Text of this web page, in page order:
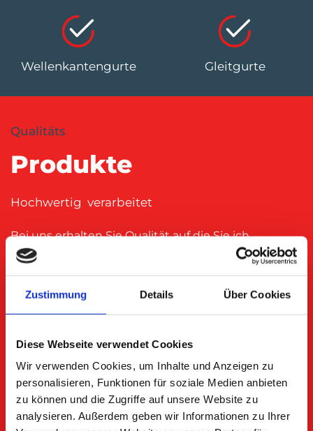
Zustimmung Details Über Cookies
Diese Webseite verwendet Cookies
Wir verwenden Cookies, um Inhalte und Anzeigen zu
personalisieren, Funktionen für soziale Medien anbieten
zu können und die Zugriffe auf unsere Website zu
analysieren. Außerdem geben wir Informationen zu Ihrer
Wellenkantengurte Gleitgurte
Qualitäts
Produkte
Hochwertig verarbeitet
Bei uns erhalten Sie Qualität auf die Sie ich
verlassen können. Im Bereich der Textilfördergurte
bieten wir unseren Kunden eine umfassende
Auswahl von diversen Gurten in unserem großen
Lager. Sprechen Sie uns an.